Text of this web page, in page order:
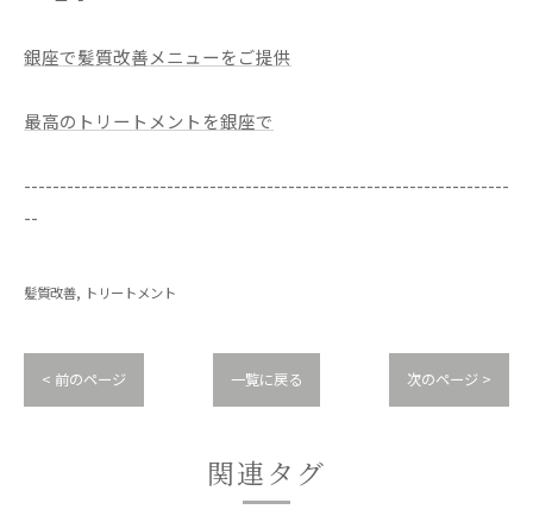
銀座で髪質改善メニューをご提供
最高のトリートメントを銀座で
--------------------------------------------------------------------
--
髪質改善 トリートメント
< 前のページ 一覧に戻る 次のページ >
関連タグ